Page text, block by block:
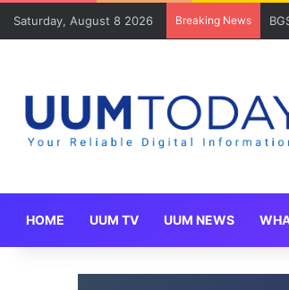
Saturday, August 8 2026 Breaking News
HOME UUM TV UUM NEWS